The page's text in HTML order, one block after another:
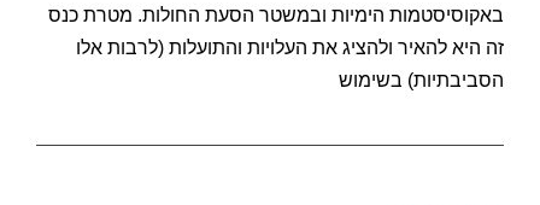
באקוסיסטמות הימיות ובמשטר הסעת החולות. מטרת כנס
זה היא להאיר ולהציג את העלויות והתועלות (לרבות אלו
הסביבתיות) בשימוש